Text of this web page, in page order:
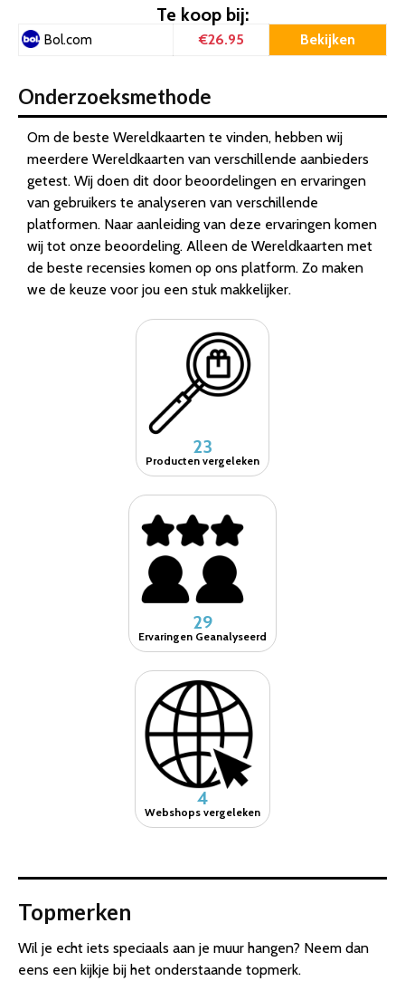
Te koop bij:
Bol.com €26.95 Bekijken
Onderzoeksmethode
Om de beste Wereldkaarten te vinden, hebben wij
meerdere Wereldkaarten van verschillende aanbieders
getest. Wij doen dit door beoordelingen en ervaringen
van gebruikers te analyseren van verschillende
platformen. Naar aanleiding van deze ervaringen komen
wij tot onze beoordeling. Alleen de Wereldkaarten met
de beste recensies komen op ons platform. Zo maken
we de keuze voor jou een stuk makkelijker.
23
Producten vergeleken
29
Ervaringen Geanalyseerd
4
Webshops vergeleken
Topmerken
Wil je echt iets speciaals aan je muur hangen? Neem dan
eens een kijkje bij het onderstaande topmerk.